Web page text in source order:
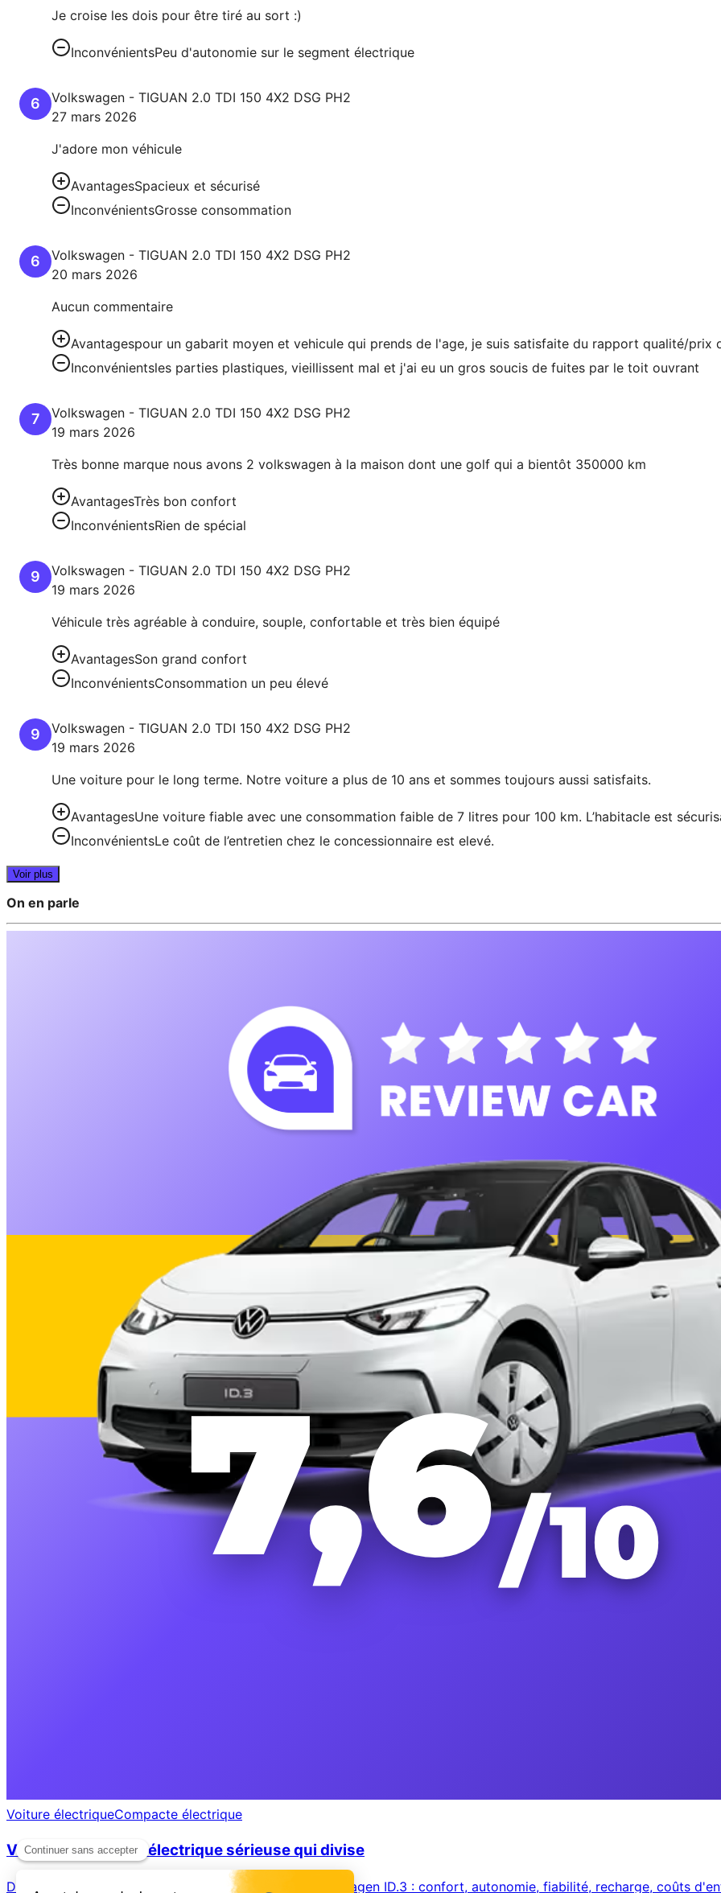
Je croise les dois pour être tiré au sort :)
InconvénientsPeu d'autonomie sur le segment électrique
6 Volkswagen - TIGUAN 2.0 TDI 150 4X2 DSG PH2
27 mars 2026
J'adore mon véhicule
AvantagesSpacieux et sécurisé
InconvénientsGrosse consommation
6 Volkswagen - TIGUAN 2.0 TDI 150 4X2 DSG PH2
20 mars 2026
Aucun commentaire
Avantagespour un gabarit moyen et vehicule qui prends de l'age, je suis satisfaite du rapport qualité/prix
Inconvénientsles parties plastiques, vieillissent mal et j'ai eu un gros soucis de fuites par le toit ouvrant
7 Volkswagen - TIGUAN 2.0 TDI 150 4X2 DSG PH2
19 mars 2026
Très bonne marque nous avons 2 volkswagen à la maison dont une golf qui a bientôt 350000 km
AvantagesTrès bon confort
InconvénientsRien de spécial
9 Volkswagen - TIGUAN 2.0 TDI 150 4X2 DSG PH2
19 mars 2026
Véhicule très agréable à conduire, souple, confortable et très bien équipé
AvantagesSon grand confort
InconvénientsConsommation un peu élevé
9 Volkswagen - TIGUAN 2.0 TDI 150 4X2 DSG PH2
19 mars 2026
Une voiture pour le long terme. Notre voiture a plus de 10 ans et sommes toujours aussi satisfaits.
AvantagesUne voiture fiable avec une consommation faible de 7 litres pour 100 km. L’habitacle est
InconvénientsLe coût de l’entretien chez le concessionnaire est elevé.
Voir plus
On en parle
Voiture électriqueCompacte électrique
Volkswagen ID.3 : l'électrique sérieuse qui divise
Découvrez les avis certifiés des propriétaires de Volkswagen ID.3 : confort, autonomie, fiabilité, recharge, coûts